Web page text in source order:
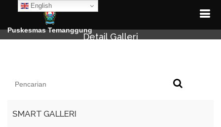
English
Puskesmas Temanggung
Detail Galleri
SMART GALLERI